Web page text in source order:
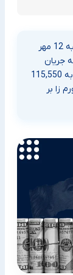
به گزارش اکوایران، بازارهای مالی ایران در روز شنبه 12 مهر
جریان
نقدینگی بودند. در حالی که نرخ دلار آزاد با صعود به 115,550
زا بر